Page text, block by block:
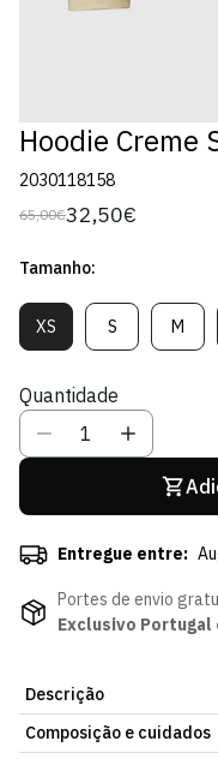
Hoodie Creme
2030118158
Preço
65,00€
Preço
venda
32,50€
Tamanho:
XSVariante
Esgotada
Indisponível
SVariante
Esgotada
Indisponível
M
Quantidade
Entregue entre:
Portes de envio
Exclusivo
Descrição
Hoodie Creme Swoosh -
Composição e cuidados